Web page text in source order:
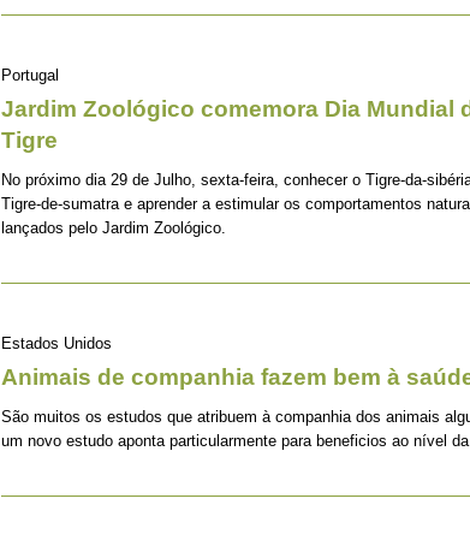
Portugal
Jardim Zoológico comemora Dia Mundial
Tigre
No próximo dia 29 de Julho, sexta-feira, conhecer o Tigre-da-
Tigre-de-sumatra e aprender a estimular os comportamentos
lançados pelo Jardim Zoológico.
Estados Unidos
Animais de companhia fazem bem à
São muitos os estudos que atribuem à companhia dos animais
um novo estudo aponta particularmente para beneficios ao nível